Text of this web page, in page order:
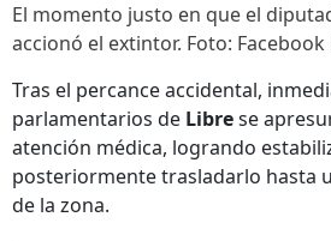
El momento justo en que el
accionó el extintor. Foto:
Tras el percance accidental,
parlamentarios de Librese
atención médica, logrando
posteriormente trasladarlo hasta
de la zona.